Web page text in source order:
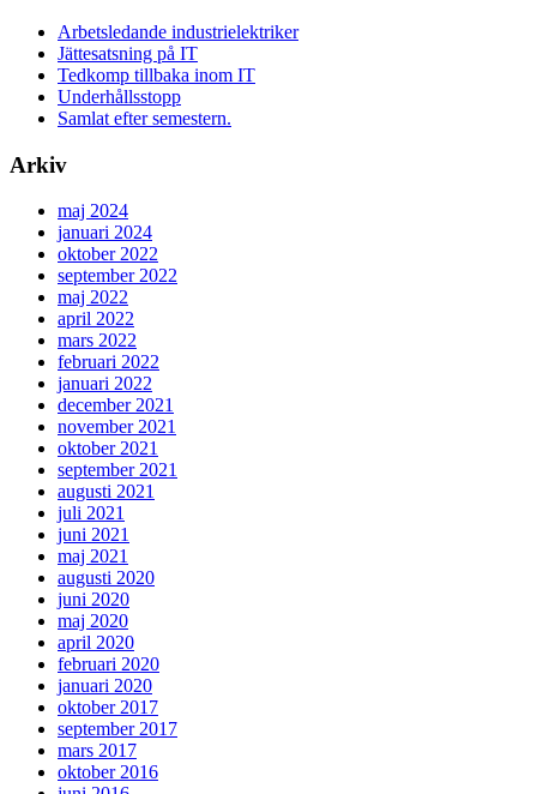
Arbetsledande industrielektriker
Jättesatsning på IT
Tedkomp tillbaka inom IT
Underhållsstopp
Samlat efter semestern.
Arkiv
maj 2024
januari 2024
oktober 2022
september 2022
maj 2022
april 2022
mars 2022
februari 2022
januari 2022
december 2021
november 2021
oktober 2021
september 2021
augusti 2021
juli 2021
juni 2021
maj 2021
augusti 2020
juni 2020
maj 2020
april 2020
februari 2020
januari 2020
oktober 2017
september 2017
mars 2017
oktober 2016